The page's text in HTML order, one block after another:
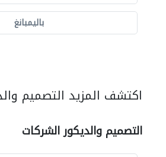
باليمبانغ
اكتشف المزيد التصميم
التصميم والديكور الشركات